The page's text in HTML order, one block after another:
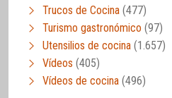
Trucos de Cocina (477)
Turismo gastronómico (97)
Utensilios de cocina (1.657)
Vídeos (405)
Vídeos de cocina (496)